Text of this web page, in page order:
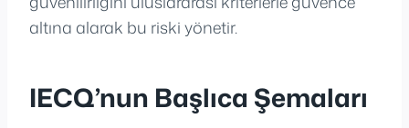
altına alarak bu riski yönetir.
IECQ’nun Başlıca Şemaları